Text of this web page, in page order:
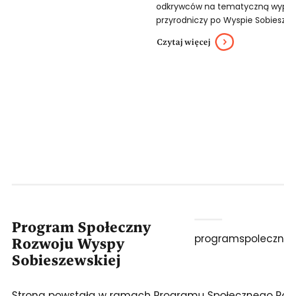
odkrywców na tematyczną
przyrodniczy po Wyspie
Czytaj więcej
Program Społeczny
Rozwoju Wyspy
Sobieszewskiej